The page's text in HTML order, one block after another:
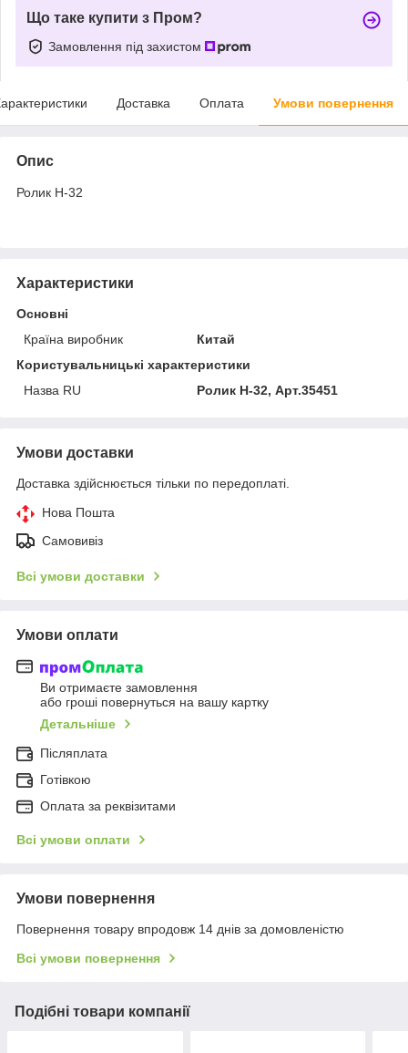
Що таке купити з Пром?
Замовлення під захистом
Доставка Оплата Умови повернення
Опис
Ролик Н-32
Характеристики
Основні
Країна виробник
Китай
Користувальницькі характеристики
Назва RU
Ролик Н-32, Арт.35451
Умови доставки
Доставка здійснюється тільки по передоплаті.
Нова Пошта
Самовивіз
Всі умови доставки
Умови оплати
Ви отримаєте замовлення
або гроші повернуться на вашу картку
Детальніше
Післяплата
Готівкою
Оплата за реквізитами
Всі умови оплати
Умови повернення
Повернення товару впродовж 14 днів за домовленістю
Всі умови повернення
Подібні товари компанії